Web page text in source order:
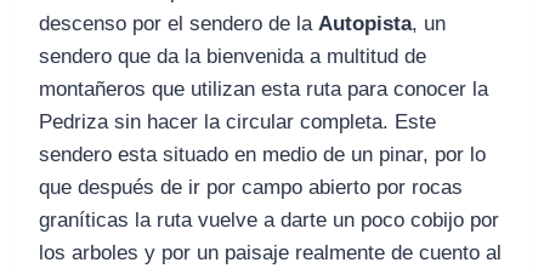
descenso por el sendero de la Autopista, un
sendero que da la bienvenida a multitud de
montañeros que utilizan esta ruta para conocer la
Pedriza sin hacer la circular completa. Este
sendero esta situado en medio de un pinar, por lo
que después de ir por campo abierto por rocas
graníticas la ruta vuelve a darte un poco cobijo por
los arboles y por un paisaje realmente de cuento al